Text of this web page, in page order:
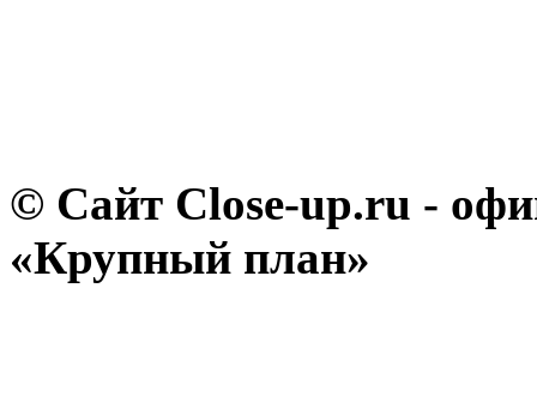
© Сайт Close-up.ru -
«Крупный план»